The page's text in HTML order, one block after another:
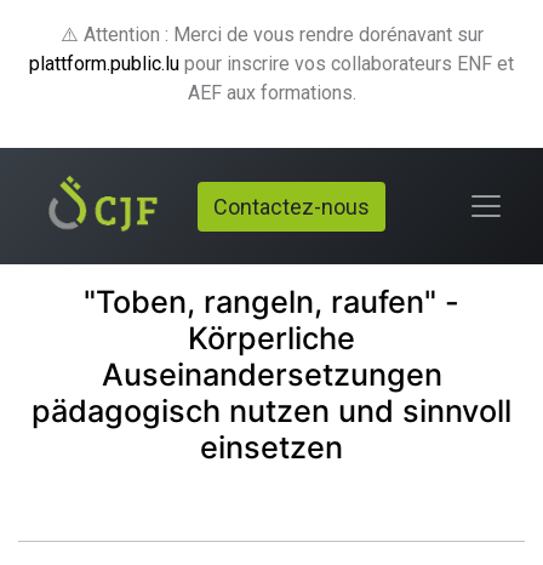
⚠️ Attention : Merci de vous rendre dorénavant sur
plattform.public.lu pour inscrire vos collaborateurs ENF et
AEF aux formations.
Contactez-nous
"Toben, rangeln, raufen" -
Körperliche
Auseinandersetzungen
pädagogisch nutzen und sinnvoll
einsetzen